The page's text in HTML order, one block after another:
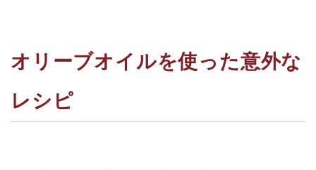
オリーブオイルを使った意外な
レシピ